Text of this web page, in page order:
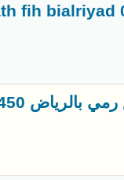
fih bialriyad